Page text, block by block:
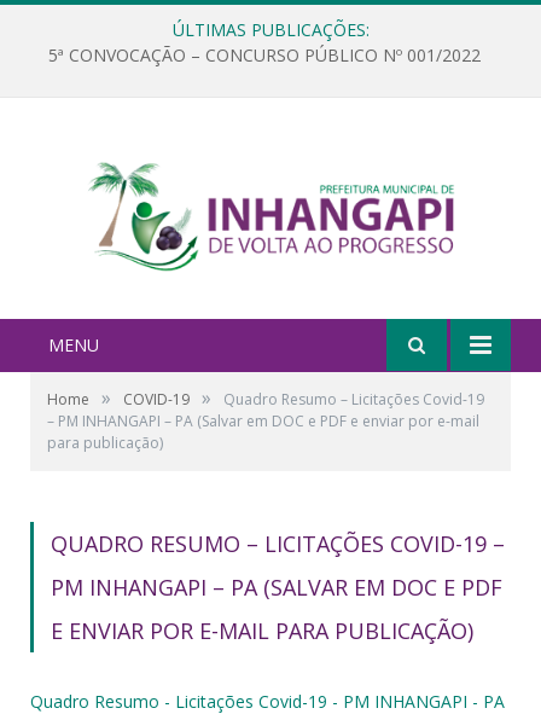
ÚLTIMAS PUBLICAÇÕES:
5ª CONVOCAÇÃO – CONCURSO PÚBLICO Nº 001/2022
MENU
Home » COVID-19 »
Quadro Resumo – Licitações Covid-19
– PM INHANGAPI – PA (Salvar em DOC e PDF e enviar por e-mail
para publicação)
QUADRO RESUMO – LICITAÇÕES COVID-19 –
PM INHANGAPI – PA (SALVAR EM DOC E PDF
E ENVIAR POR E-MAIL PARA PUBLICAÇÃO)
Quadro Resumo - Licitações Covid-19 - PM INHANGAPI - PA